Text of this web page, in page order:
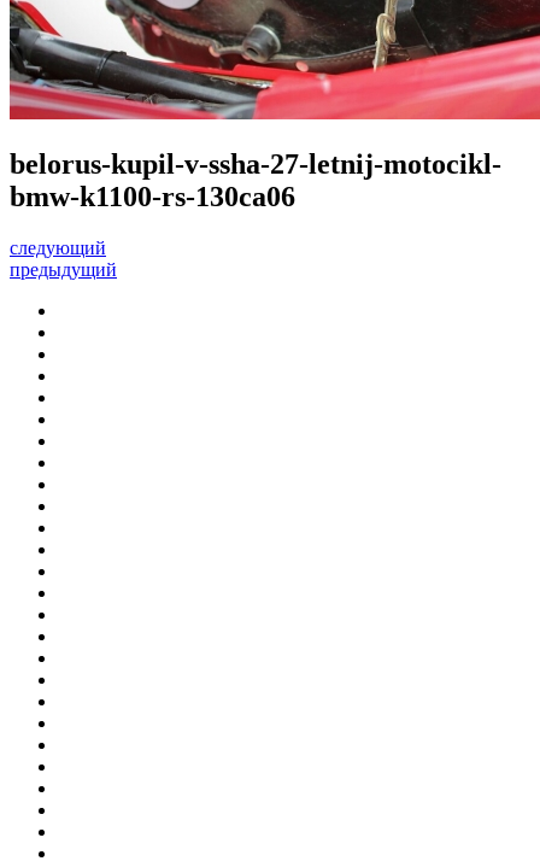
belorus-kupil-v-ssha-27-letnij-motocikl-
bmw-k1100-rs-130ca06
следующий
предыдущий